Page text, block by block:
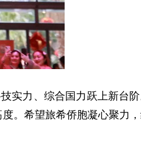
实力、综合国力跃上新台
。希望旅希侨胞凝心聚力